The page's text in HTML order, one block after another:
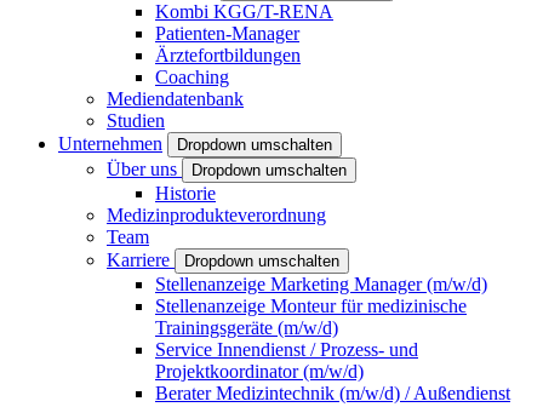
Kombi KGG/T-RENA
Patienten-Manager
Ärztefortbildungen
Coaching
Mediendatenbank
Studien
Unternehmen
Dropdown umschalten
Über uns Dropdown umschalten
Historie
Medizinprodukteverordnung
Team
Karriere
Dropdown umschalten
Stellenanzeige Marketing Manager (m/w/d)
Stellenanzeige Monteur für medizinische
Trainingsgeräte (m/w/d)
Service Innendienst / Prozess- und
Projektkoordinator (m/w/d)
Berater Medizintechnik (m/w/d) / Außendienst